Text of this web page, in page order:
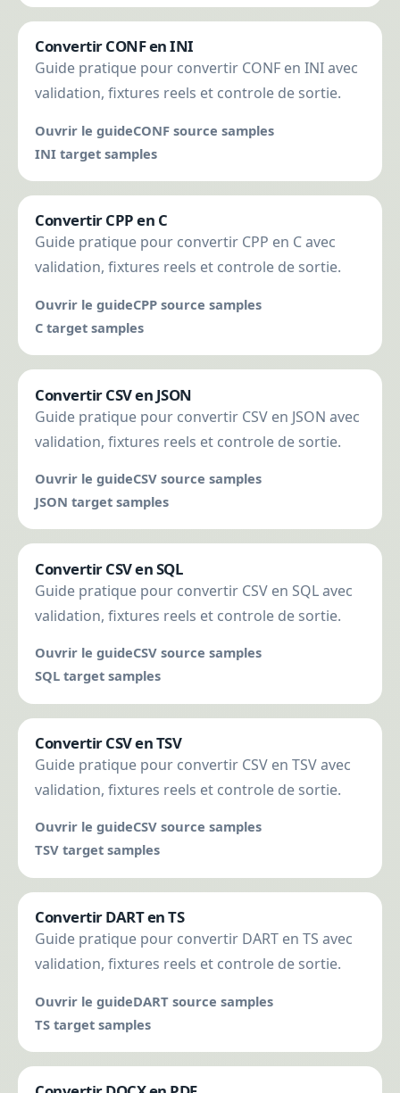
Convertir CONF en INI
Guide pratique pour convertir CONF en INI avec
validation, fixtures reels et controle de sortie.
Ouvrir le guideCONF source samples
INI target samples
Convertir CPP en C
Guide pratique pour convertir CPP en C avec
validation, fixtures reels et controle de sortie.
Ouvrir le guideCPP source samples
C target samples
Convertir CSV en JSON
Guide pratique pour convertir CSV en JSON avec
validation, fixtures reels et controle de sortie.
Ouvrir le guideCSV source samples
JSON target samples
Convertir CSV en SQL
Guide pratique pour convertir CSV en SQL avec
validation, fixtures reels et controle de sortie.
Ouvrir le guideCSV source samples
SQL target samples
Convertir CSV en TSV
Guide pratique pour convertir CSV en TSV avec
validation, fixtures reels et controle de sortie.
Ouvrir le guideCSV source samples
TSV target samples
Convertir DART en TS
Guide pratique pour convertir DART en TS avec
validation, fixtures reels et controle de sortie.
Ouvrir le guideDART source samples
TS target samples